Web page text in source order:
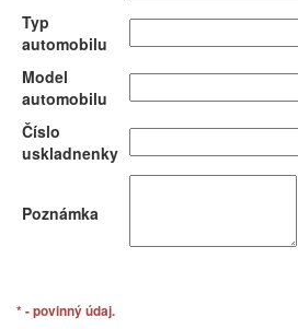
Typ
automobilu
Model
automobilu
Číslo
uskladnenky
Poznámka
* - povinný údaj.